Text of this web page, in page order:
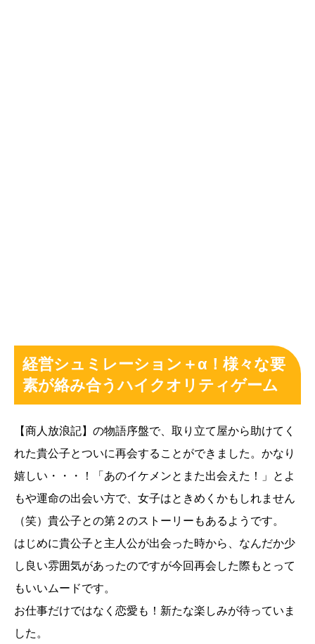
経営シュミレーション＋α！様々な要
素が絡み合うハイクオリティゲーム
【商人放浪記】の物語序盤で、取り立て屋から助けてく
れた貴公子とついに再会することができました。かなり
嬉しい・・・！「あのイケメンとまた出会えた！」とよ
もや運命の出会い方で、女子はときめくかもしれません
（笑）貴公子との第２のストーリーもあるようです。
はじめに貴公子と主人公が出会った時から、なんだか少
し良い雰囲気があったのですが今回再会した際もとって
もいいムードです。
お仕事だけではなく恋愛も！新たな楽しみが待っていま
した。